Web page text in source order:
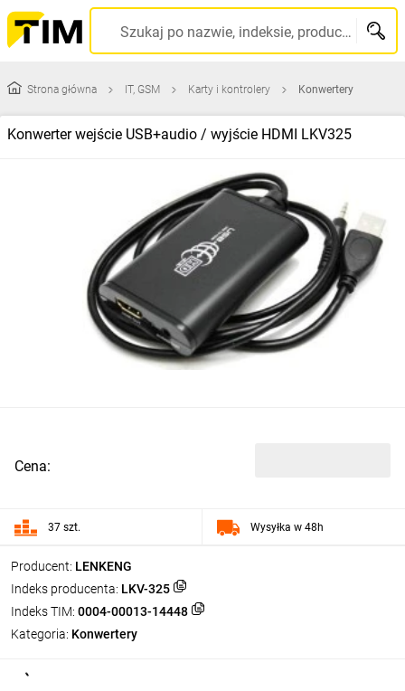
Szukaj po nazwie, indeksie, producencie, kodzie kreskowym...
Strona główna IT, GSM Karty i kontrolery Konwertery
Konwerter wejście USB+audio / wyjście HDMI LKV325
Producent: LENKENG
Indeks producenta: LKV-325
Indeks TIM: 0004-00013-14448
Kategoria: Konwertery
Cena:
37 szt. Wysyłka w 48h